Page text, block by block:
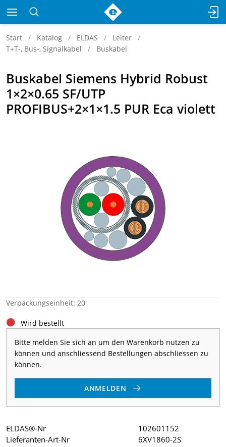
Start Katalog ELDAS
Leiter
T+T-, Bus-, Signalkabel
Buskabel
Buskabel Siemens Hybrid Robust
1×2×0.65 SF/UTP
PROFIBUS+2×1×1.5 PUR Eca violett
Verpackungseinheit: 20
Wird bestellt
Bitte melden Sie sich an um den Warenkorb nutzen zu
können und anschliessend Bestellungen abschliessen zu
können.
ANMELDEN
ELDAS®-Nr
102601152
Lieferanten-Art-Nr
6XV1860-2S